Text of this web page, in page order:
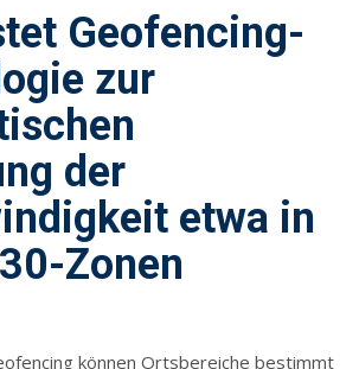
Geofencing-
zur
der
etwa in
Zonen
können Ortsbereiche bestimmt